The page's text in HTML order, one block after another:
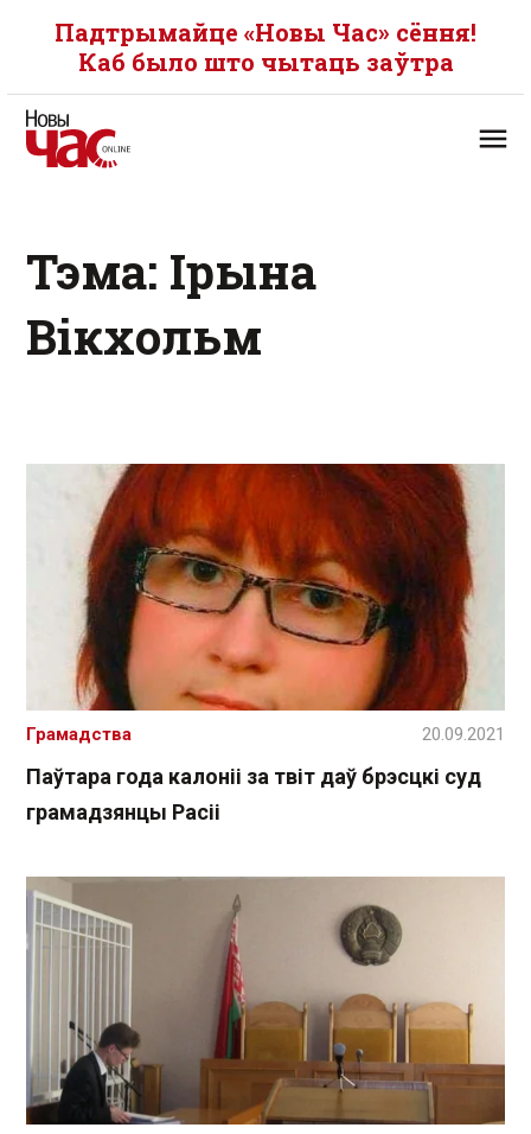
Падтрымайце «Новы Час» сёння!
Каб было што чытаць заўтра
Тэма: Ірына
Вікхольм
Паўтара года калоніі за твіт даў брэсцкі суд
грамадзянцы Расіі
Грамадства 20.09.2021